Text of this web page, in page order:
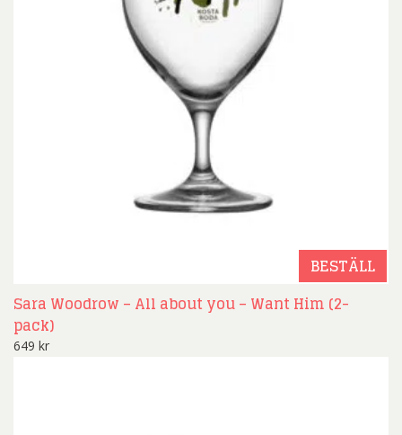
BESTÄLL
Sara Woodrow – All about you – Want Him (2-
pack)
649 kr